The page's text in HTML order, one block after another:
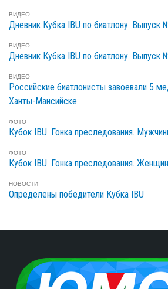
ВИДЕО
Дневник Кубка IBU по биатлону. Выпуск
ВИДЕО
Дневник Кубка IBU по биатлону. Выпуск
ВИДЕО
Российские биатлонисты завоевали 5
Ханты-Мансийске
ФОТО
Кубок IBU. Гонка преследования.
ФОТО
Кубок IBU. Гонка преследования.
НОВОСТИ
Определены победители Кубка IBU